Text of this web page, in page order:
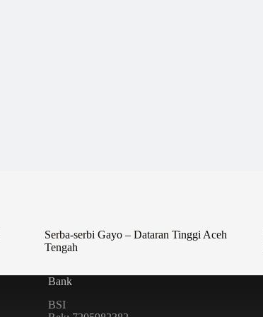
Serba-serbi Gayo – Dataran Tinggi Aceh
Tengah
Bank
BSI